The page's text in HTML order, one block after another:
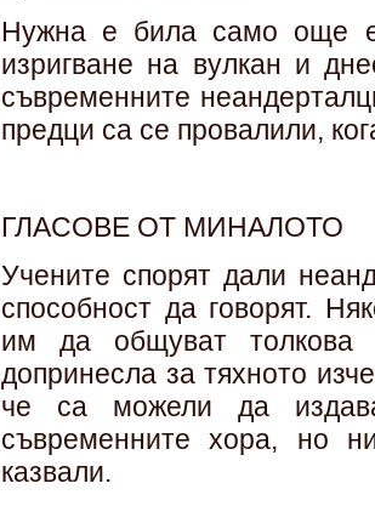
Нужна е била само още
изригване на вулкан и
съвременните
предци са се провалили,
ГЛАСОВЕ ОТ МИНАЛОТО
Учените спорят дали
способност да говорят.
им да общуват толкова
допринесла за тяхното
че са можели да
съвременните хора, но
казвали.